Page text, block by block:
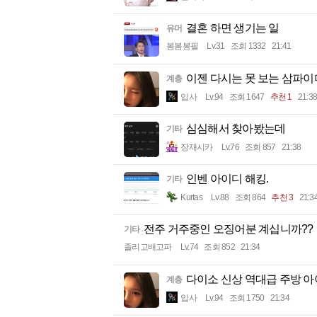
유머 결혼 하면 생기는 일
봄봄봉필 Lv.31 조회 1332 21:41
계층 이젠 다시는 못 보는 삼파이
입사 Lv.94 조회 1647 추천 1 21:38
기타 심심해서 찾아봤는데
장재시카 Lv.76 조회 857 21:38
기타 인벤 아이디 해킹.
Kurtas Lv.88 조회 864 추천 3
기타 전주 거주중인 오징어분 계십니까??
졸리고배고파 Lv.74 조회 852 21:34
계층 다이소 신상 역대급 주방
입사 Lv.94 조회 1750 21:34